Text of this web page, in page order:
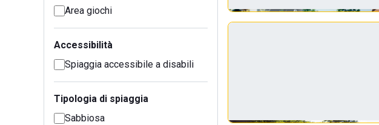
Area giochi
Accessibilità
Spiaggia accessibile a disabili
Tipologia di spiaggia
Sabbiosa